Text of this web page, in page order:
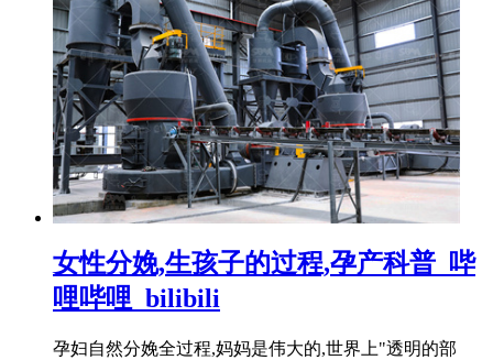
女性分娩,生孩子的过程,孕产科普_哔
哩哔哩_bilibili
孕妇自然分娩全过程,妈妈是伟大的,世界上"透明的部